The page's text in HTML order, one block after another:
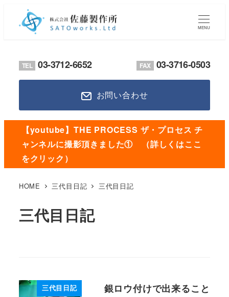
MENU
TEL 03-3712-6652 FAX 03-3716-0503
お問い合わせ
【youtube】THE PROCESS ザ・プロセス チ
ャンネルに撮影頂きました① （詳しくはここ
をクリック）
HOME 三代目日記 三代目日記
三代目日記
三代目日記
銀ロウ付けで出来ること